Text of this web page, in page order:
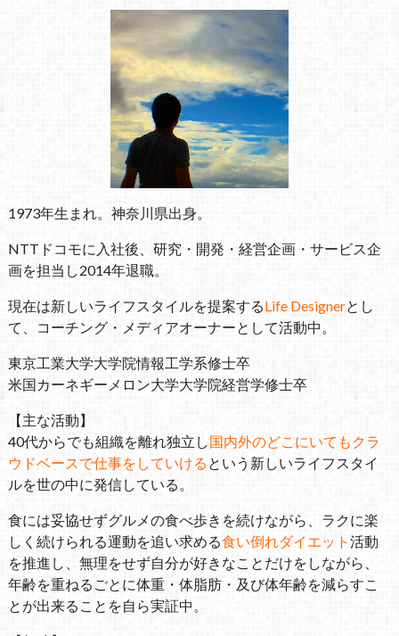
1973年生まれ。神奈川県出身。
NTTドコモに入社後、研究・開発・経営企画・サービス企
画を担当し2014年退職。
現在は新しいライフスタイルを提案するLife Designerとし
て、コーチング・メディアオーナーとして活動中。
東京工業大学大学院情報工学系修士卒
米国カーネギーメロン大学大学院経営学修士卒
【主な活動】
40代からでも組織を離れ独立し国内外のどこにいてもクラ
ウドベースで仕事をしていける という新しいライフスタイ
ルを世の中に発信している。
食には妥協せずグルメの食べ歩きを続けながら、ラクに楽
しく続けられる運動を追い求める食い倒れダイエット 活動
を推進し、無理をせず自分が好きなことだけをしながら、
年齢を重ねるごとに体重・体脂肪・及び体年齢を減らすこ
とが出来ることを自ら実証中。